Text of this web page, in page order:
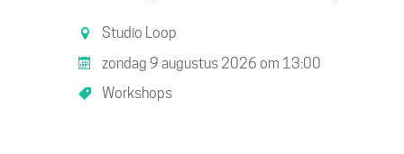
Studio Loop
zondag 9 augustus 2026 om 13:00
Workshops